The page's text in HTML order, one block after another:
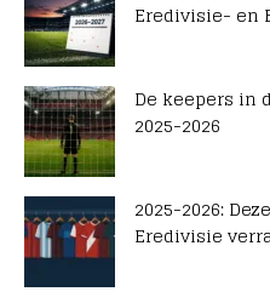
Eredivisie- en
De keepers in
2025-2026
2025-2026:
Eredivisie